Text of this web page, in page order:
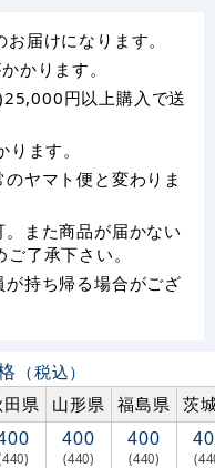
届けになります。
かります。
円以上購入で送
ます。
ヤマト便と変わりま
また商品が届かない
了承下さい。
持ち帰る場合がござ
（税込）
田県 山形県 福島県 茨
400
(440)
400
(440)